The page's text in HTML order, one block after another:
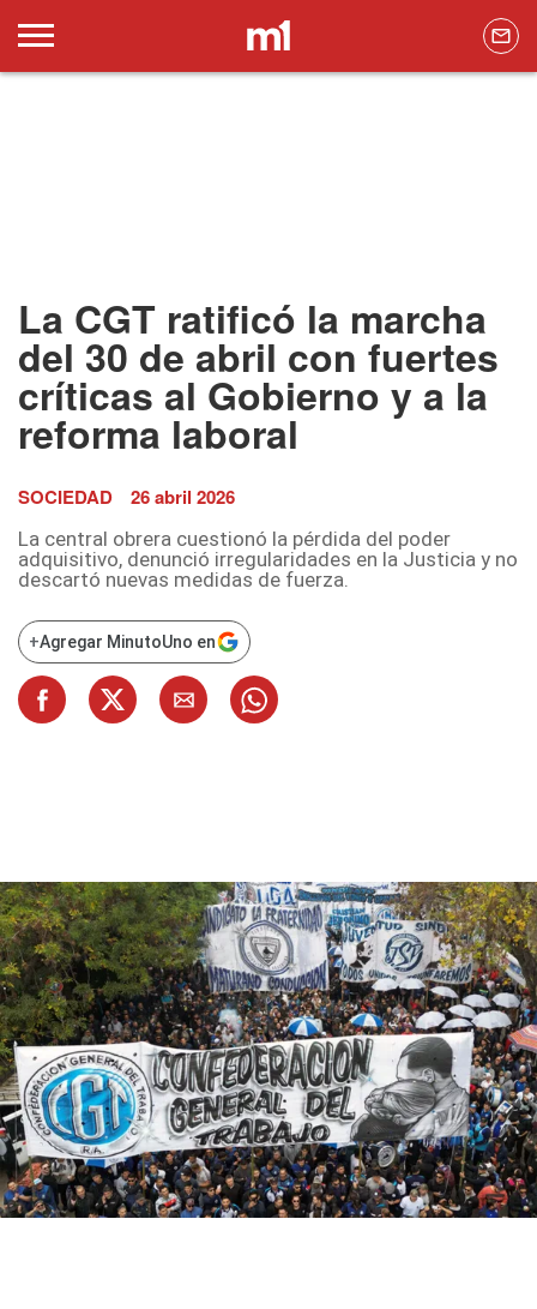
La CGT ratificó la marcha
del 30 de abril con fuertes
críticas al Gobierno y a la
reforma laboral
SOCIEDAD 26 abril 2026
La central obrera cuestionó la pérdida del poder
adquisitivo, denunció irregularidades en la Justicia y no
descartó nuevas medidas de fuerza.
+Agregar MinutoUno en